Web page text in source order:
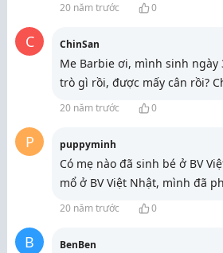
20 năm trước 0
C ChinSan
Me Barbie ơi, mình sinh ngày
trò gì rồi, được mấy cân rồi?
20 năm trước 0
P puppyminh
Có mẹ nào đã sinh bé ở BV
mổ ở BV Việt Nhật, mình đã
20 năm trước 0
B BenBen